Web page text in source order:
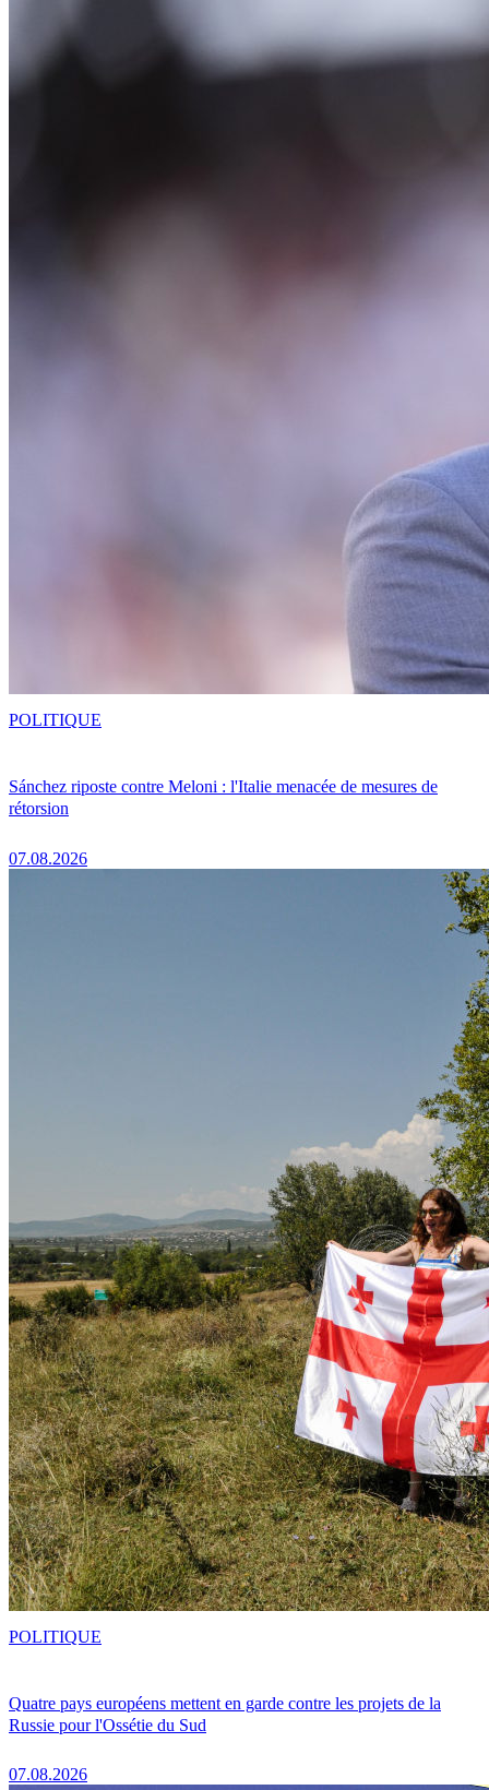
Sánchez riposte contre Meloni : l'Italie menacée de mesures de
rétorsion
07.08.2026
POLITIQUE
Quatre pays européens mettent en garde contre les projets de la
Russie pour l'Ossétie du Sud
07.08.2026
POLITIQUE